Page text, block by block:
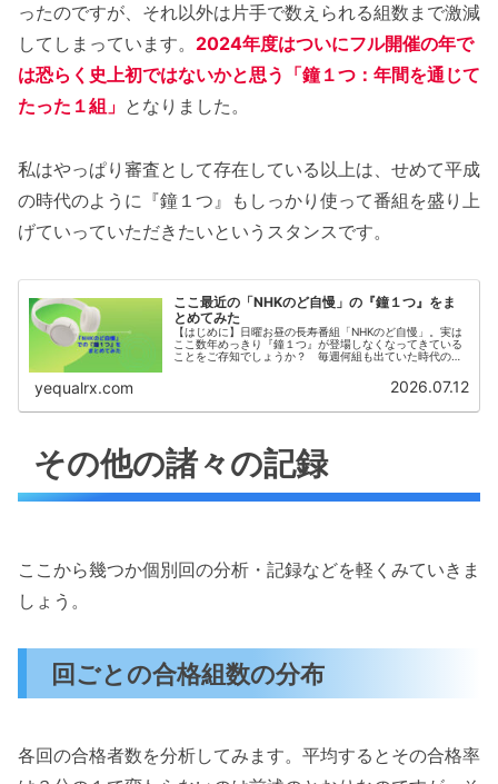
ったのですが、それ以外は片手で数えられる組数まで激減
してしまっています。 2024年度はついにフル開催の年で
は恐らく史上初ではないかと思う「鐘１つ：年間を通じて
たった１組」 となりました。
私はやっぱり審査として存在している以上は、せめて平成
の時代のように『鐘１つ』もしっかり使って番組を盛り上
げていっていただきたいというスタンスです。
ここ最近の「NHKのど自慢」の『鐘１つ』をま
とめてみた
【はじめに】日曜お昼の長寿番組「NHKのど自慢」。実は
ここ数年めっきり『鐘１つ』が登場しなくなってきている
ことをご存知でしょうか？ 毎週何組も出ていた時代の印
yequalrx.com 2026.07.12
その他の諸々の記録
ここから幾つか個別回の分析・記録などを軽くみていきま
しょう。
回ごとの合格組数の分布
各回の合格者数を分析してみます。平均するとその合格率